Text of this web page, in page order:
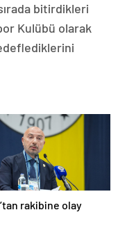
bitirdikleri
Kulübü olarak
rakibine olay